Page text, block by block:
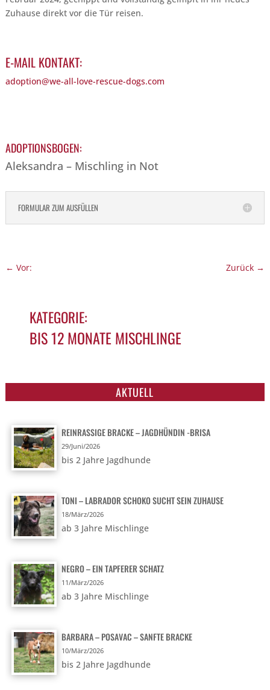
Zuhause direkt vor die Tür reisen.
E-MAIL KONTAKT:
adoption@we-all-love-rescue-dogs.com
ADOPTIONSBOGEN:
Aleksandra – Mischling in Not
FORMULAR ZUM AUSFÜLLEN
← Vor: Zurück →
KATEGORIE:
BIS 12 MONATE MISCHLINGE
AKTUELL
REINRASSIGE BRACKE – JAGDHÜNDIN -BRISA
29/Juni/2026
bis 2 Jahre Jagdhunde
TONI – LABRADOR SCHOKO SUCHT SEIN ZUHAUSE
18/März/2026
ab 3 Jahre Mischlinge
NEGRO – EIN TAPFERER SCHATZ
11/März/2026
ab 3 Jahre Mischlinge
BARBARA – POSAVAC – SANFTE BRACKE
10/März/2026
bis 2 Jahre Jagdhunde